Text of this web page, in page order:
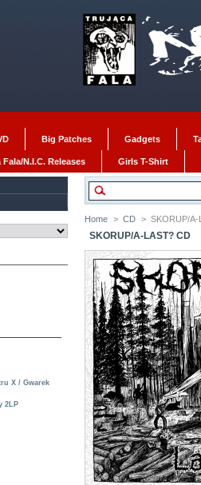
Big Patches Gadgets
Fala/N.I.C. Releases Girls T-Shirt
X / Gwarek
2LP
Home > CD > SKORUP/
SKORUP/A-LAST? CD